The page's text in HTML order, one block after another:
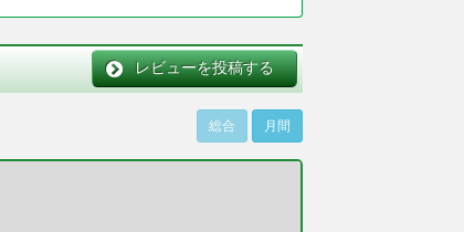
レビューを投稿する
総合 月間